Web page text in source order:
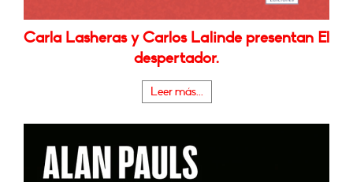
Carla Lasheras y Carlos Lalinde presentan El
despertador.
Leer más...